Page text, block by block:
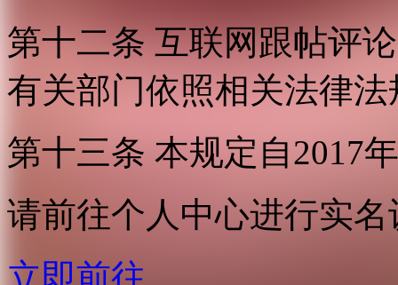
第十二条 互联网跟帖评
有关部门依照相关法律
第十三条 本规定自2017
请前往个人中心进行实名
立即前往